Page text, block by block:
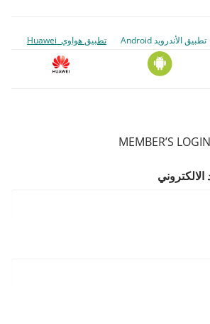
تطبيق الأندرويد Android تطبيق هواوي Huawei